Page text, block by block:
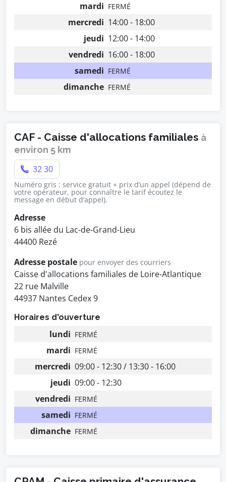
mardi FERMÉ
mercredi 14:00 - 18:00
jeudi 12:00 - 14:00
vendredi 16:00 - 18:00
samedi FERMÉ
dimanche FERMÉ
CAF - Caisse d'allocations familiales à
environ 5 km
32 30
Numéro gris : service gratuit + prix d’un appel (dépend de
votre opérateur, pour connaître le tarif écoutez le
message en début d’appel).
Adresse
6 bis allée du Lac-de-Grand-Lieu
44400 Rezé
Adresse postale pour envoyer des courriers
Caisse d'allocations familiales de Loire-Atlantique
22 rue Malville
44937 Nantes Cedex 9
Horaires d'ouverture
lundi FERMÉ
mardi FERMÉ
mercredi 09:00 - 12:30 / 13:30 - 16:00
jeudi 09:00 - 12:30
vendredi FERMÉ
samedi FERMÉ
dimanche FERMÉ